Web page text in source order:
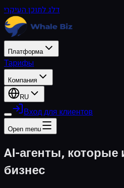
דלג לתוכן העיקרי
Платформа
Тарифы
Компания
RU
Вход для клиентов
Open menu
AI-агенты, которые
бизнес